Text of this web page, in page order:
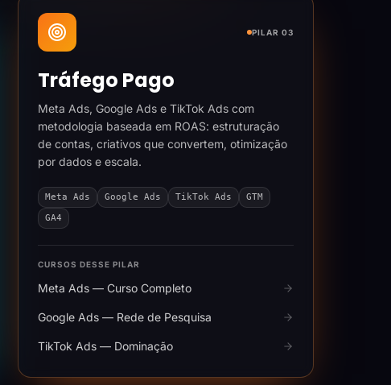
PILAR 03
Tráfego Pago
Meta Ads, Google Ads e TikTok Ads com
metodologia baseada em ROAS: estruturação
de contas, criativos que convertem, otimização
por dados e escala.
Meta Ads Google Ads TikTok Ads
GTM
GA4
CURSOS DESSE PILAR
Meta Ads — Curso Completo
Google Ads — Rede de Pesquisa
TikTok Ads — Dominação